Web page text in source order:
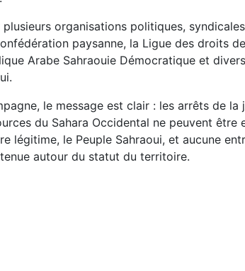
organisations politiques,
paysanne, la Ligue des droits
Arabe Sahraouie Démocratique et
le message est clair : les arrêts de la
du Sahara Occidental ne peuvent être
légitime, le Peuple Sahraoui, et aucune
autour du statut du territoire.